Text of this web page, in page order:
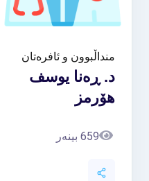
منداڵبوون و ئافرەتان
د. ڕەنا یوسف
هۆرمز
659 بینەر